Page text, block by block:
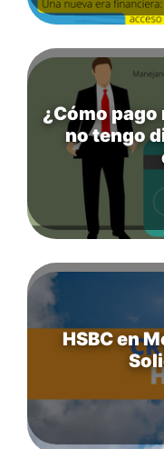
¿Cómo
no tengo
HSBC en